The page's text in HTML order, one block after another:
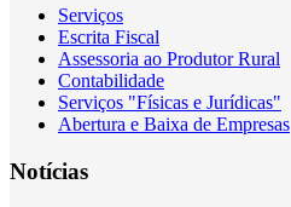
Serviços
Escrita Fiscal
Assessoria ao Produtor Rural
Contabilidade
Serviços "Físicas e Jurídicas"
Abertura e Baixa de Empresas
Notícias